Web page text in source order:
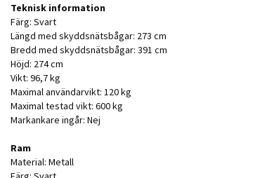
Teknisk information
Färg: Svart
Längd med skyddsnätsbågar: 273 cm
Bredd med skyddsnätsbågar: 391 cm
Höjd: 274 cm
Vikt: 96,7 kg
Maximal användarvikt: 120 kg
Maximal testad vikt: 600 kg
Markankare ingår: Nej
Ram
Material: Metall